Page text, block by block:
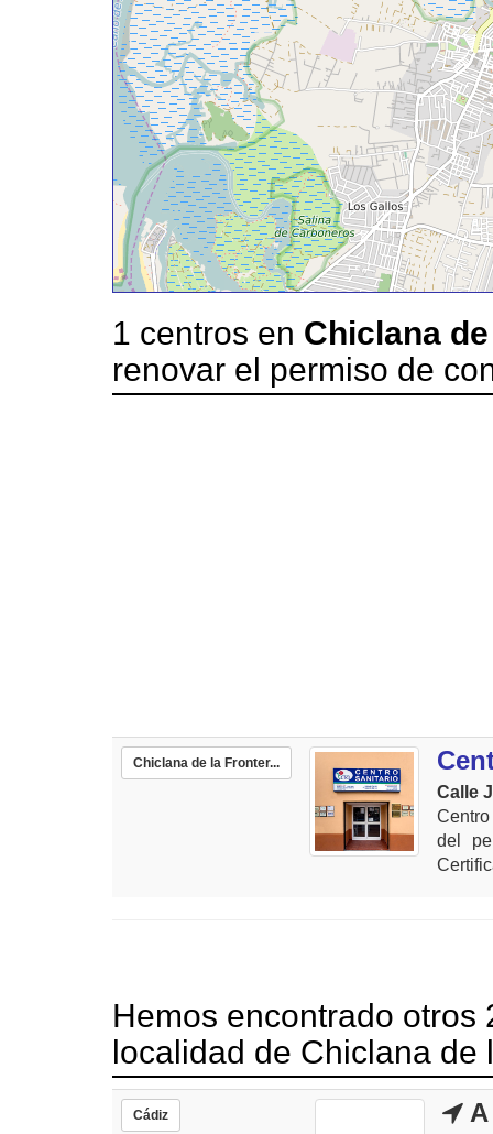
1 centros en Chiclana
renovar el permiso de
Chiclana de la Fronter...
Calle
del
Hemos encontrado otros
localidad de Chiclana de
Cádiz